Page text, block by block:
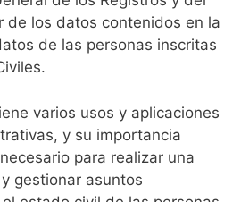
de los datos contenidos en la
de las personas inscritas
varios usos y aplicaciones
y su importancia
para realizar una
gestionar asuntos